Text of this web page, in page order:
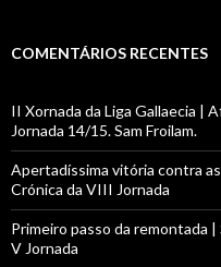
COMENTÁRIOS RECENTES
II Xornada da Liga Gallaecia |
Jornada 14/15. Sam Froilam.
Apertadíssima vitória contra
Crónica da VIII Jornada
Primeiro passo da remontada
V Jornada